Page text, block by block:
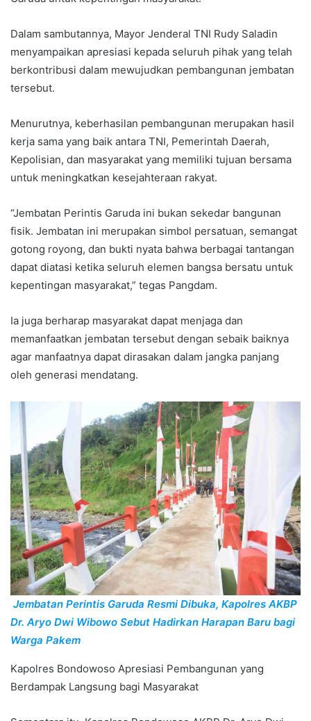
Dalam sambutannya, Mayor Jenderal TNI Rudy Saladin
menyampaikan apresiasi kepada seluruh pihak yang telah
berkontribusi dalam mewujudkan pembangunan jembatan
tersebut.
Menurutnya, keberhasilan pembangunan merupakan hasil
kerja sama yang baik antara TNI, Pemerintah Daerah,
Kepolisian, dan masyarakat yang memiliki tujuan bersama
untuk meningkatkan kesejahteraan rakyat.
“Jembatan Perintis Garuda ini bukan sekedar bangunan
fisik. Jembatan ini merupakan simbol persatuan, semangat
gotong royong, dan bukti nyata bahwa berbagai tantangan
dapat diatasi ketika seluruh elemen bangsa bersatu untuk
kepentingan masyarakat,” tegas Pangdam.
Ia juga berharap masyarakat dapat menjaga dan
memanfaatkan jembatan tersebut dengan sebaik baiknya
agar manfaatnya dapat dirasakan dalam jangka panjang
oleh generasi mendatang.
Jembatan Perintis Garuda Resmi Dibuka, Kapolres AKBP
Dr. Aryo Dwi Wibowo Sebut Hadirkan Harapan Baru bagi
Warga Pakem
Kapolres Bondowoso Apresiasi Pembangunan yang
Berdampak Langsung bagi Masyarakat